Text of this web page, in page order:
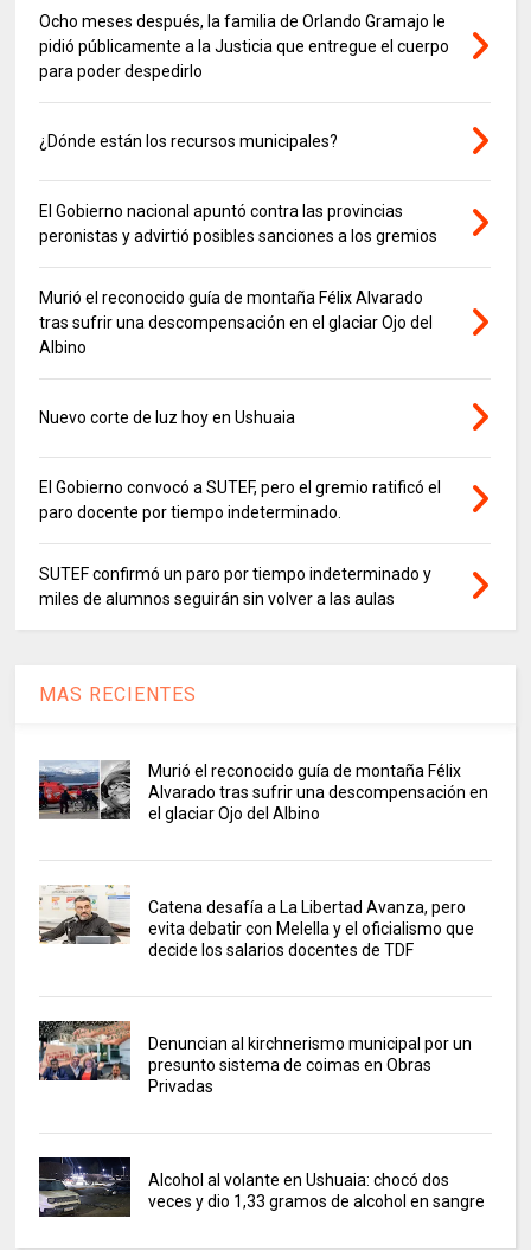
Ocho meses después, la familia de Orlando Gramajo le
pidió públicamente a la Justicia que entregue el cuerpo
para poder despedirlo
¿Dónde están los recursos municipales?
El Gobierno nacional apuntó contra las provincias
peronistas y advirtió posibles sanciones a los gremios
Murió el reconocido guía de montaña Félix Alvarado
tras sufrir una descompensación en el glaciar Ojo del
Albino
Nuevo corte de luz hoy en Ushuaia
El Gobierno convocó a SUTEF, pero el gremio ratificó el
paro docente por tiempo indeterminado.
SUTEF confirmó un paro por tiempo indeterminado y
miles de alumnos seguirán sin volver a las aulas
MAS RECIENTES
Murió el reconocido guía de montaña Félix
Alvarado tras sufrir una descompensación en
el glaciar Ojo del Albino
Catena desafía a La Libertad Avanza, pero
evita debatir con Melella y el oficialismo que
decide los salarios docentes de TDF
Denuncian al kirchnerismo municipal por un
presunto sistema de coimas en Obras
Privadas
Alcohol al volante en Ushuaia: chocó dos
veces y dio 1,33 gramos de alcohol en sangre